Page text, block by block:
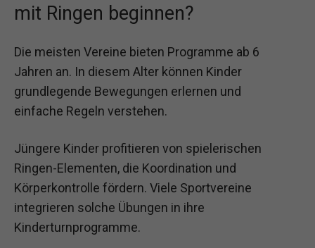
mit Ringen beginnen?
Die meisten Vereine bieten Programme ab 6
Jahren an. In diesem Alter können Kinder
grundlegende Bewegungen erlernen und
einfache Regeln verstehen.
Jüngere Kinder profitieren von spielerischen
Ringen-Elementen, die Koordination und
Körperkontrolle fördern. Viele Sportvereine
integrieren solche Übungen in ihre
Kinderturnprogramme.